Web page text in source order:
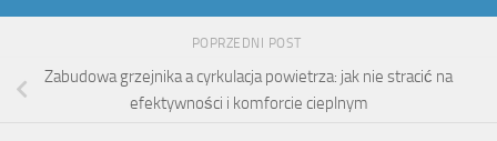
POPRZEDNI POST
Zabudowa grzejnika a cyrkulacja powietrza: jak nie stracić na
efektywności i komforcie cieplnym